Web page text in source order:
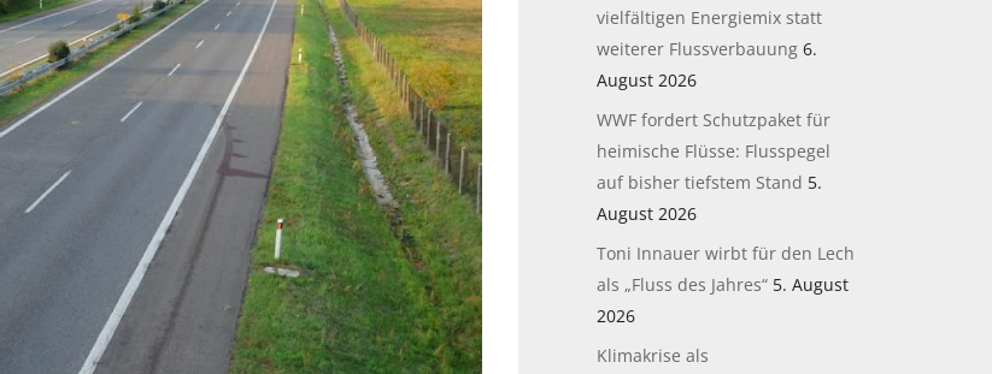
vielfältigen Energiemix statt
weiterer Flussverbauung 6.
August 2026
WWF fordert Schutzpaket für
heimische Flüsse: Flusspegel
auf bisher tiefstem Stand 5.
August 2026
Toni Innauer wirbt für den Lech
als „Fluss des Jahres“ 5. August
2026
Klimakrise als